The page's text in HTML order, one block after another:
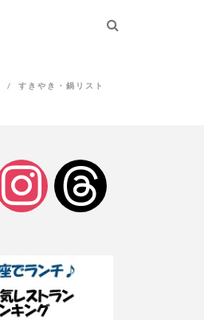
/ すきやき・鍋リスト
instagram threads